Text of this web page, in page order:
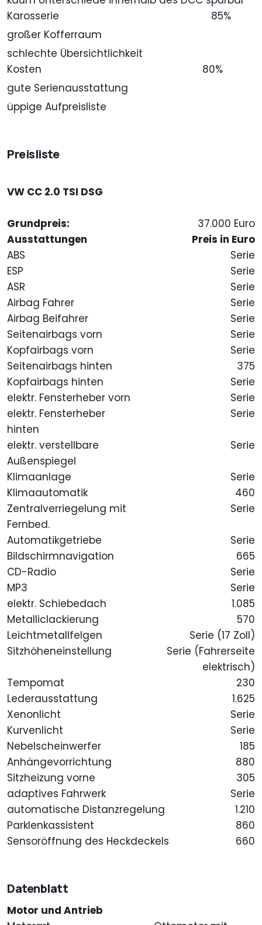
Karosserie
85%
großer Kofferraum
schlechte Übersichtlichkeit
Kosten
80%
gute Serienausstattung
üppige Aufpreisliste
Preisliste
VW CC 2.0 TSI DSG
Grundpreis:
37.000 Euro
Ausstattungen
Preis in Euro
ABS
Serie
ESP
Serie
ASR
Serie
Airbag Fahrer
Serie
Airbag Beifahrer
Serie
Seitenairbags vorn
Serie
Kopfairbags vorn
Serie
Seitenairbags hinten
375
Kopfairbags hinten
Serie
elektr. Fensterheber vorn
Serie
elektr. Fensterheber
hinten
Serie
elektr. verstellbare
Außenspiegel
Serie
Klimaanlage
Serie
Klimaautomatik
460
Zentralverriegelung mit
Fernbed.
Serie
Automatikgetriebe
Serie
Bildschirmnavigation
665
CD-Radio
Serie
MP3
Serie
elektr. Schiebedach
1.085
Metalliclackierung
570
Leichtmetallfelgen
Serie (17 Zoll)
Sitzhöheneinstellung
Serie (Fahrerseite
elektrisch)
Tempomat
230
Lederausstattung
1.625
Xenonlicht
Serie
Kurvenlicht
Serie
Nebelscheinwerfer
185
Anhängevorrichtung
880
Sitzheizung vorne
305
adaptives Fahrwerk
Serie
automatische Distanzregelung
1.210
Parklenkassistent
860
Sensoröffnung des Heckdeckels
660
Datenblatt
Motor und Antrieb